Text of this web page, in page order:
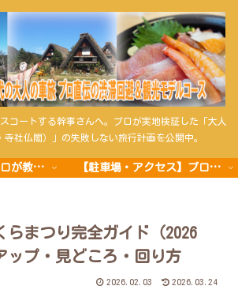
コートする幹事さんへ。プロが実地検証した「大人
寺社仏閣）」の失敗しない旅行計画を公開中。
【旅兵衛の流儀】プロが教える車旅の極意 【駐車場・アクセス】プロの攻略法
らまつり完全ガイド（2026
ップ・見どころ・回り方
2026.02.03 2026.03.24